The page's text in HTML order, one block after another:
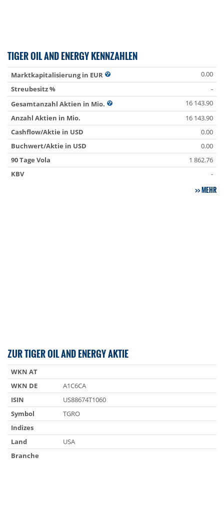
TIGER OIL AND ENERGY KENNZAHLEN
Marktkapitalisierung in EUR
0.00
Streubesitz %
-
Gesamtanzahl Aktien in Mio.
16 143.90
Anzahl Aktien in Mio.
16 143.90
Cashflow/Aktie in USD
0.00
Buchwert/Aktie in USD
0.00
90 Tage Vola
1 862.76
KBV
-
MEHR
ZUR TIGER OIL AND ENERGY AKTIE
WKN AT
WKN DE
A1C6CA
ISIN
US88674T1060
Symbol
TGRO
Indizes
Land
USA
Branche